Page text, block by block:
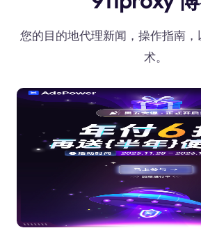
您的目的地代理新闻，操作指南
术。